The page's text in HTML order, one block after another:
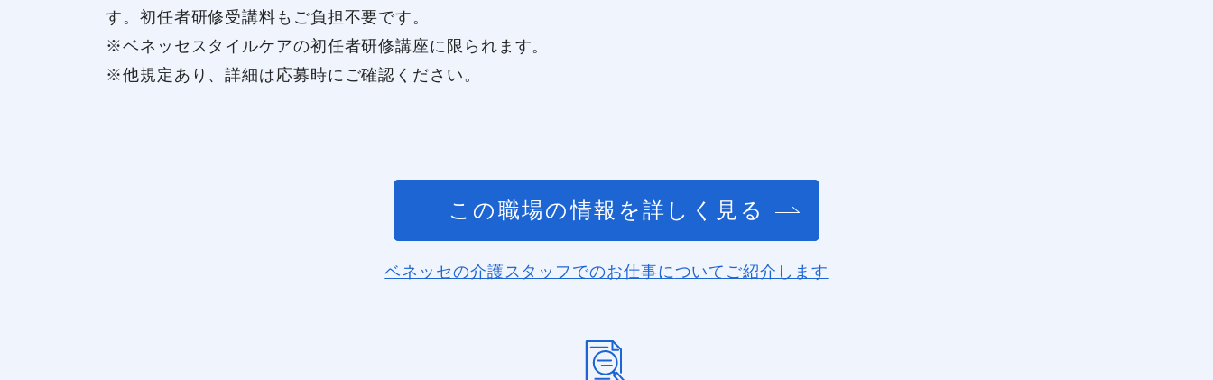
す。初任者研修受講料もご負担不要です。
※ベネッセスタイルケアの初任者研修講座に限られます。
※他規定あり、詳細は応募時にご確認ください。
この職場の情報を詳しく見る
ベネッセの介護スタッフでのお仕事についてご紹介します